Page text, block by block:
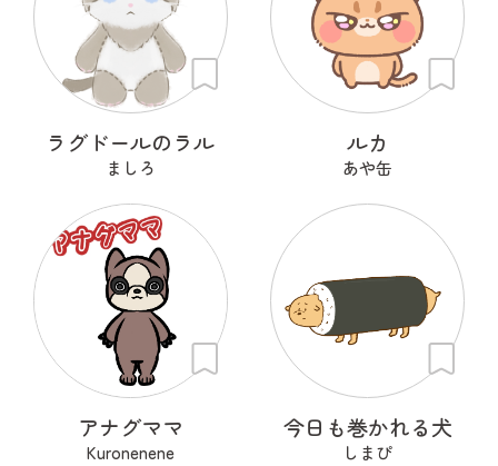
ラグドールのラル
ましろ
ルカ
あや缶
アナグママ
Kuronenene
今日も巻かれる犬
しまぴ